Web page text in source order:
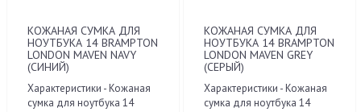
КОЖАНАЯ СУМКА ДЛЯ
НОУТБУКА 14 BRAMPTON
LONDON MAVEN NAVY
(СИНИЙ)
Характеристики - Кожаная
сумка для ноутбука 14
КОЖАНАЯ СУМКА ДЛЯ
НОУТБУКА 14 BRAMPTON
LONDON MAVEN GREY
(СЕРЫЙ)
Характеристики - Кожаная
сумка для ноутбука 14